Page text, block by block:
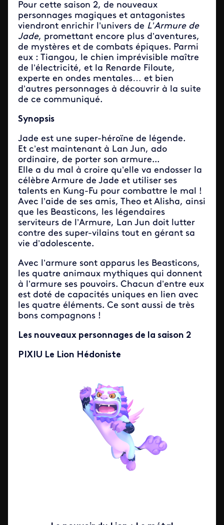
Pour cette saison 2, de nouveaux
personnages magiques et antagonistes
viendront enrichir l’univers de L’Armure de
Jade, promettant encore plus d’aventures,
de mystères et de combats épiques. Parmi
eux : Tiangou, le chien imprévisible maître
de l’électricité, et la Renarde Filoute,
experte en ondes mentales… et bien
d’autres personnages à découvrir à la suite
de ce communiqué.
Synopsis
Jade est une super-héroïne de légende.
Et c’est maintenant à Lan Jun, ado
ordinaire, de porter son armure...
Elle a du mal à croire qu’elle va endosser la
célèbre Armure de Jade et utiliser ses
talents en Kung-Fu pour combattre le mal !
Avec l’aide de ses amis, Theo et Alisha, ainsi
que les Beasticons, les légendaires
serviteurs de l’Armure, Lan Jun doit lutter
contre des super-vilains tout en gérant sa
vie d’adolescente.
Avec l’armure sont apparus les Beasticons,
les quatre animaux mythiques qui donnent
à l’armure ses pouvoirs. Chacun d’entre eux
est doté de capacités uniques en lien avec
les quatre éléments. Ce sont aussi de très
bons compagnons !
Les nouveaux personnages de la saison 2
PIXIU Le Lion Hédoniste